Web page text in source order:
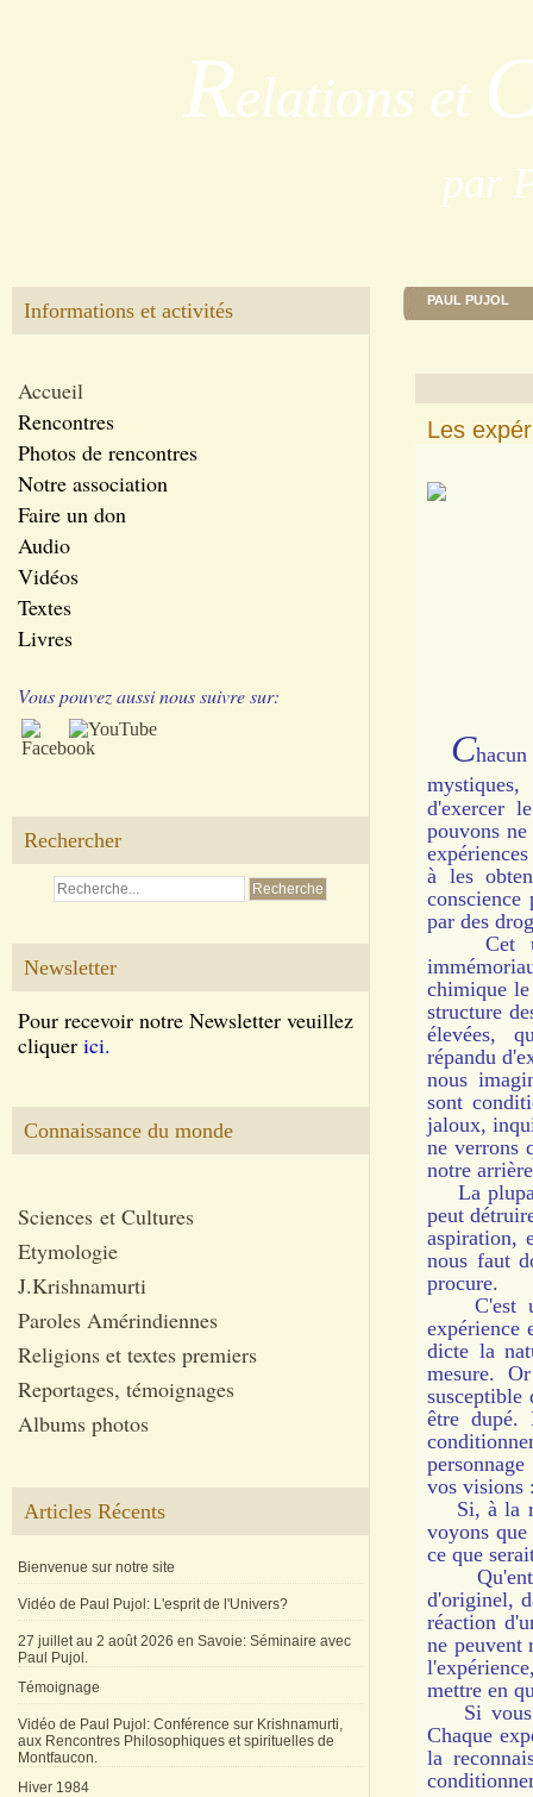
Relations et
par
Informations et activités
Accueil
Rencontres
Photos de rencontres
Notre association
Faire un don
Audio
Vidéos
Textes
Livres
Vous pouvez aussi nous suivre sur:
Rechercher
Newsletter
Pour recevoir notre Newsletter veuillez
cliquer ici.
Connaissance du monde
Sciences et Cultures
Etymologie
J.Krishnamurti
Paroles Amérindiennes
Religions et textes premiers
Reportages, témoignages
Albums photos
Articles Récents
Bienvenue sur notre site
Vidéo de Paul Pujol: L'esprit de l'Univers?
27 juillet au 2 août 2026 en Savoie: Séminaire avec
Paul Pujol.
Témoignage
Vidéo de Paul Pujol: Conférence sur Krishnamurti,
aux Rencontres Philosophiques et spirituelles de
Montfaucon.
Hiver 1984
PAUL PUJOL
Les
C
mystiques,
d'exercer
pouvons
à les
par des
Cet
chimique
structure
élevées,
répandu
nous
sont
jaloux,
ne verrons
notre
La
peut
aspiration,
nous faut
procure.
C'est un
expérience
dicte la
mesure.
susceptible
être dupé.
vos visions
Si, à la
voyons
ce que
d'originel,
réaction
ne peuvent
mettre en
Si vous
Chaque
la